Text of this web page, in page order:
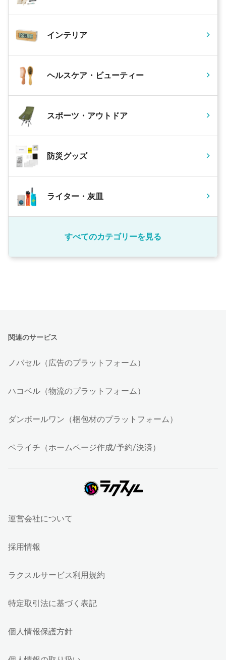
インテリア
ヘルスケア・ビューティー
スポーツ・アウトドア
防災グッズ
ライター・灰皿
すべてのカテゴリーを見る
関連のサービス
ノバセル（広告のプラットフォーム）
ハコベル（物流のプラットフォーム）
ダンボールワン（梱包材のプラットフォーム）
ペライチ（ホームページ作成/予約/決済）
運営会社について
採用情報
ラクスルサービス利用規約
特定取引法に基づく表記
個人情報保護方針